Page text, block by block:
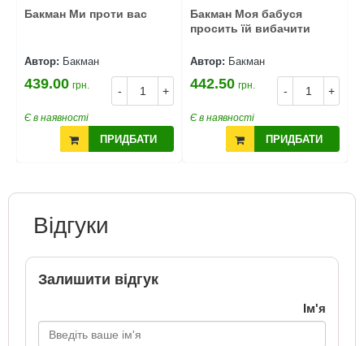
Бакман Ми проти вас
Автор: Бакман
- +
439.00 грн.
Є в наявності
ПРИДБАТИ
Бакман Моя бабуся
просить їй вибачити
Автор: Бакман
- +
442.50 грн.
Є в наявності
ПРИДБАТИ
Відгуки
Залишити відгук
Ім'я